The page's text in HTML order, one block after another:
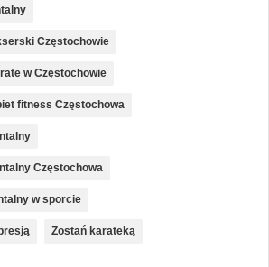
Częstochowie
w Częstochowie
fitness Częstochowa
Częstochowa
w sporcie
Zostań karateką